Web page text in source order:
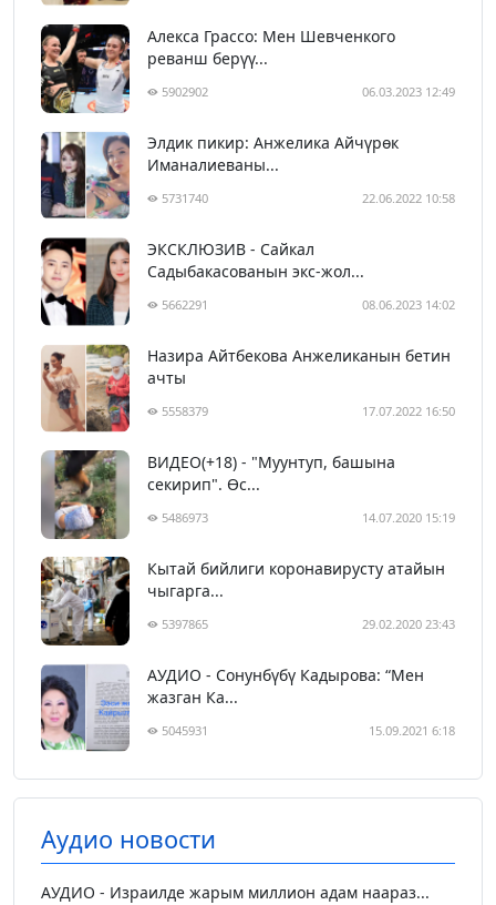
Алекса Грассо: Мен Шевченкого
реванш берүү...
5902902 06.03.2023 12:49
Элдик пикир: Анжелика Айчүрөк
Иманалиеваны...
5731740 22.06.2022 10:58
ЭКСКЛЮЗИВ - Сайкал
Садыбакасованын экс-жол...
5662291 08.06.2023 14:02
Назира Айтбекова Анжеликанын бетин
ачты
5558379 17.07.2022 16:50
ВИДЕО(+18) - "Муунтуп, башына
секирип". Өс...
5486973 14.07.2020 15:19
Кытай бийлиги коронавирусту атайын
чыгарга...
5397865 29.02.2020 23:43
АУДИО - Сонунбүбү Кадырова: “Мен
жазган Ка...
5045931 15.09.2021 6:18
Аудио новости
АУДИО - Израилде жарым миллион адам наараз...